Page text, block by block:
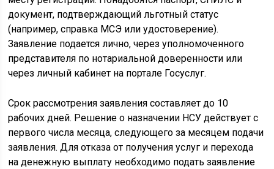
документ, подтверждающий льготный статус
(например, справка МСЭ или удостоверение).
Заявление подается лично, через уполномоченного
представителя по нотариальной доверенности или
через личный кабинет на портале Госуслуг.
Срок рассмотрения заявления составляет до 10
рабочих дней. Решение о назначении НСУ действует с
первого числа месяца, следующего за месяцем подачи
заявления. Для отказа от получения услуг и перехода
на денежную выплату необходимо подать заявление